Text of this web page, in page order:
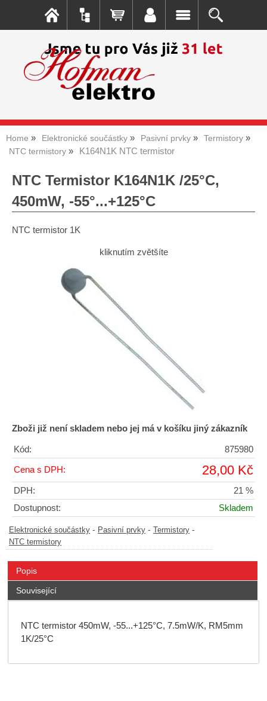
Home Elektronické součástky Pasivní prvky
Termistory
NTC termistory
K164N1K NTC termistor
NTC Termistor K164N1K /25°C,
450mW, -55°...+125°C
NTC termistor 1K
kliknutím zvětšíte
Zboži již není skladem nebo jej má v košíku jiný zákazník
Kód: 875980
Cena s DPH: 28,00 Kč
DPH:
21 %
Dostupnost:
Skladem
Elektronické součástky - Pasivní prvky - Termistory -
NTC termistory
Popis
Související
NTC termistor 450mW, -55...+125°C, 7.5mW/K, RM5mm
1K/25°C